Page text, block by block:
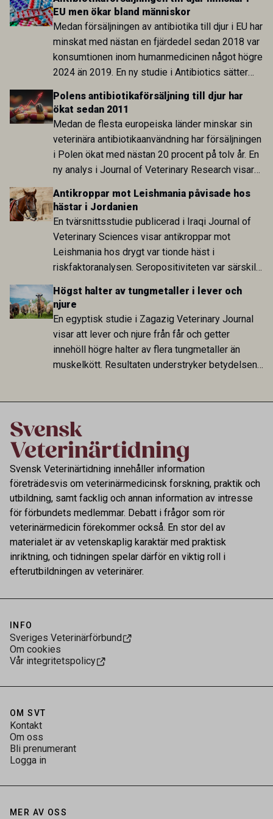
EU men ökar bland människor
Medan försäljningen av antibiotika till djur i EU har
minskat med nästan en fjärdedel sedan 2018 var
konsumtionen inom humanmedicinen något högre
2024 än 2019. En ny studie i Antibiotics sätter
utvecklingen inom de båda sektorerna sida vid
sida och pekar på en obalans i EU:s One Health-
arbete.
Polens antibiotikaförsäljning till djur har
ökat sedan 2011
Medan de flesta europeiska länder minskar sin
veterinära antibiotikaanvändning har försäljningen
i Polen ökat med nästan 20 procent på tolv år. En
ny analys i Journal of Veterinary Research visar
att skillnaden mot lågförbrukarländer som
Sverige är fortsatt stor.
Antikroppar mot Leishmania påvisade hos
hästar i Jordanien
En tvärsnittsstudie publicerad i Iraqi Journal of
Veterinary Sciences visar antikroppar mot
Leishmania hos drygt var tionde häst i
riskfaktoranalysen. Seropositiviteten var särskilt
hög i Zarqa och statistiskt kopplad till bland
annat stallhållning. Resultaten visar att hästarna
har exponerats för parasiten – men inte att de
fungerar som reservoarer eller bidrar till
smittspridning.
Högst halter av tungmetaller i lever och
njure
En egyptisk studie i Zagazig Veterinary Journal
visar att lever och njure från får och getter
innehöll högre halter av flera tungmetaller än
muskelkött. Resultaten understryker betydelsen
Svensk Veterinärtidning innehåller information
företrädesvis om veterinärmedicinsk forskning, praktik och
utbildning, samt facklig och annan information av intresse
för förbundets medlemmar. Debatt i frågor som rör
veterinärmedicin förekommer också. En stor del av
materialet är av vetenskaplig karaktär med praktisk
inriktning, och tidningen spelar därför en viktig roll i
efterutbildningen av veterinärer.
INFO
Sveriges Veterinärförbund
Om cookies
Vår integritetspolicy
OM SVT
Kontakt
Om oss
Bli prenumerant
Logga in
MER AV OSS